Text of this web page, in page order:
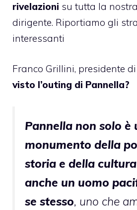
rivelazioni su tutta la
dirigente. Riportiamo gli
interessanti
Franco Grillini, presidente
visto l’outing di Pannella?
Pannella non solo è
monumento della
storia e della
anche un uomo
se stesso, uno che